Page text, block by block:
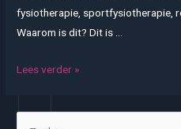
fysiotherapie, sportfysiotherapie,
Waarom is dit? Dit is …
Fysiotherapeut
Lees verder »